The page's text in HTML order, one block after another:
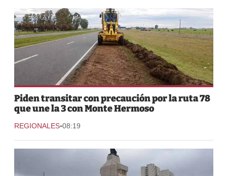
Piden transitar con precaución por la ruta 78
que une la 3 con Monte Hermoso
REGIONALES-08:19